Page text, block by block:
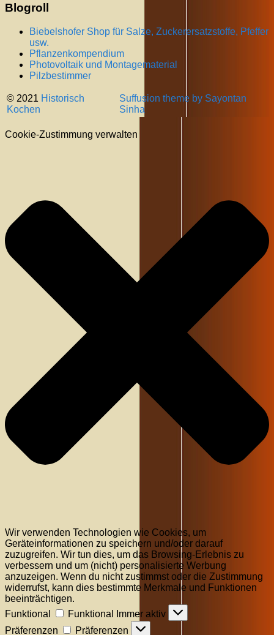
Blogroll
Biebelshofer Shop für Salze, Zuckerersatzstoffe, Pfeffer
usw.
Pflanzenkompendium
Photovoltaik und Montagematerial
Pilzbestimmer
© 2021 Historisch
Kochen
Suffusion theme by Sayontan
Sinha
Cookie-Zustimmung verwalten
Wir verwenden Technologien wie Cookies, um
Geräteinformationen zu speichern und/oder darauf
zuzugreifen. Wir tun dies, um das Browsing-Erlebnis zu
verbessern und um (nicht) personalisierte Werbung
anzuzeigen. Wenn du nicht zustimmst oder die Zustimmung
widerrufst, kann dies bestimmte Merkmale und Funktionen
beeinträchtigen.
Funktional
Funktional
Immer aktiv
Präferenzen
Präferenzen